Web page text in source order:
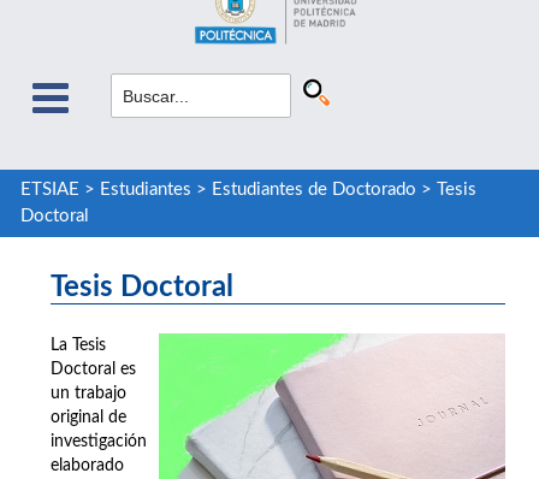
ETSIAE > Estudiantes > Estudiantes de Doctorado >
Tesis
Doctoral
Tesis Doctoral
La Tesis
Doctoral es
un trabajo
original de
investigación
elaborado